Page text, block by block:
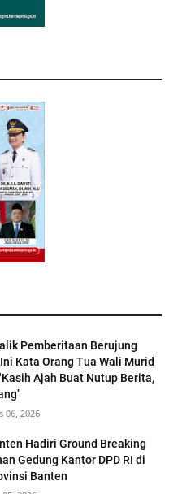
Pemberitaan Berujung
Kata Orang Tua Wali Murid
Ajah Buat Nutup Berita,
06, 2026
Hadiri Ground Breaking
Gedung Kantor DPD RI di
Banten